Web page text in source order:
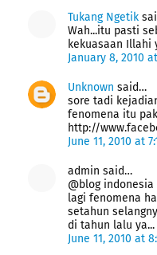
Tukang Ngetik
Wah...itu pasti
kekuasaan Illahi
January 8, 2010
Unknown said…
sore tadi
fenomena itu
http://
June 11, 2010 at
admin said…
@blog
lagi fenomena
setahun
di tahun lalu
June 11, 2010 at